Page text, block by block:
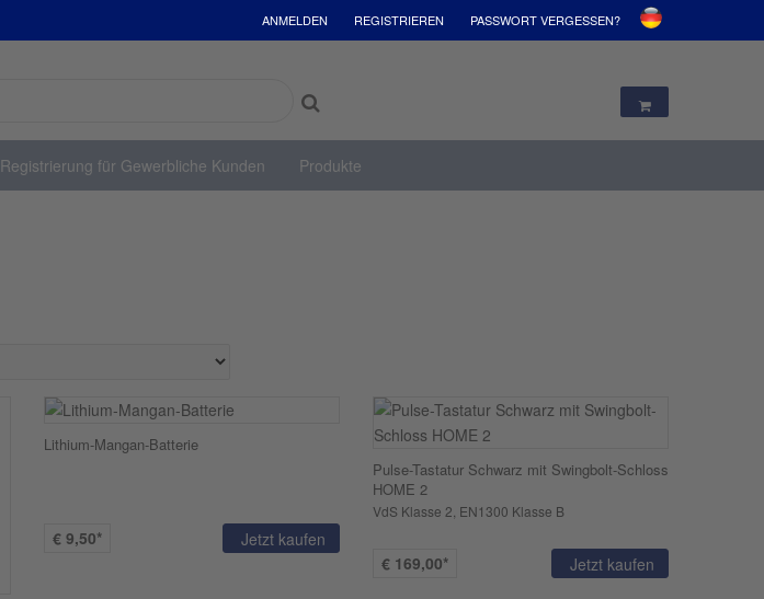
PASSWORT VERGESSEN?
REGISTRIEREN
ANMELDEN
Registrierung für Gewerbliche Kunden Produkte
Lithium-Mangan-Batterie
€ 9,50* Jetzt kaufen
Pulse-Tastatur Schwarz mit Swingbolt-Schloss
HOME 2
VdS Klasse 2, EN1300 Klasse B
€ 169,00* Jetzt kaufen